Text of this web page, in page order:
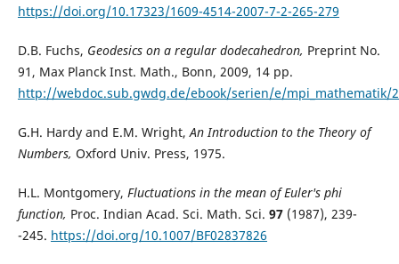
https://doi.org/10.17323/1609-4514-2007-7-2-265-279
D.B. Fuchs, Geodesics on a regular dodecahedron, Preprint No.
91, Max Planck Inst. Math., Bonn, 2009, 14 pp.
http://webdoc.sub.gwdg.de/ebook/serien/e/mpi_mathematik/
G.H. Hardy and E.M. Wright,An Introduction to the Theory of
Numbers, Oxford Univ. Press, 1975.
H.L. Montgomery, Fluctuations in the mean of Euler's phi
function, Proc. Indian Acad. Sci. Math. Sci. 97(1987), 239-
-245. https://doi.org/10.1007/BF02837826